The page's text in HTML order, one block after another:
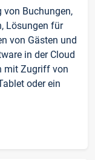
von Buchungen,
Lösungen für
von Gästen und
in der Cloud
mit Zugriff von
oder ein